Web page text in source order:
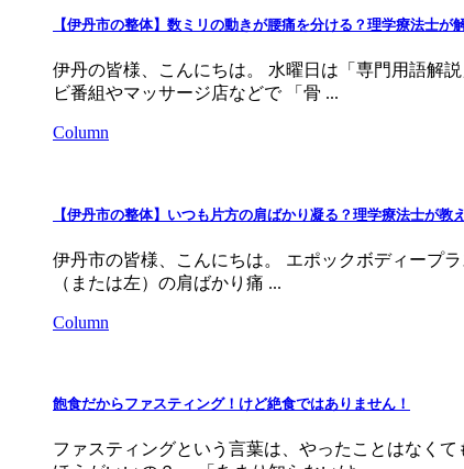
【伊丹市の整体】数ミリの動きが腰痛を分ける？理学療法士が
伊丹の皆様、こんにちは。 水曜日は「専門用語解
ビ番組やマッサージ店などで 「骨 ...
Column
【伊丹市の整体】いつも片方の肩ばかり凝る？理学療法士が
伊丹市の皆様、こんにちは。 エポックボディープ
（または左）の肩ばかり痛 ...
Column
飽食だからファスティング！けど絶食ではありません！
ファスティングという言葉は、やったことはなく